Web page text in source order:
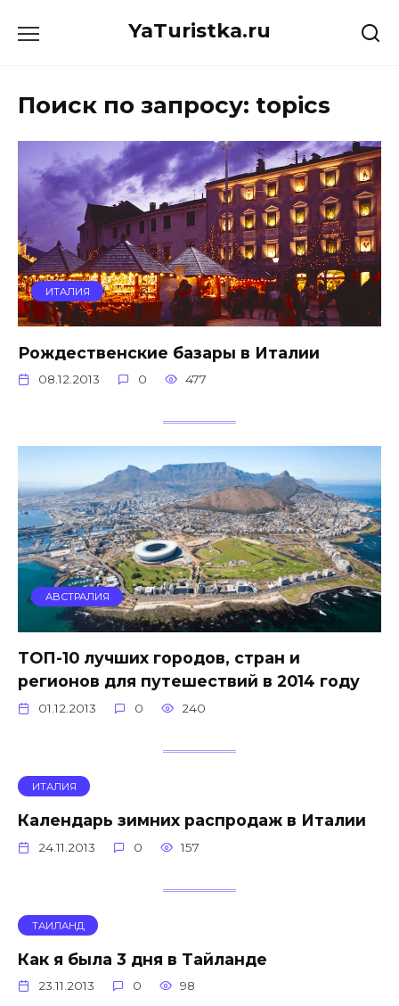
YaTuristka.ru
Поиск по запросу: topics
ИТАЛИЯ
Рождественские базары в Италии
08.12.2013 0 477
АВСТРАЛИЯ
ТОП-10 лучших городов, стран и
регионов для путешествий в 2014 году
01.12.2013 0 240
ИТАЛИЯ
Календарь зимних распродаж в Италии
24.11.2013 0 157
ТАИЛАНД
Как я была 3 дня в Тайланде
23.11.2013 0 98